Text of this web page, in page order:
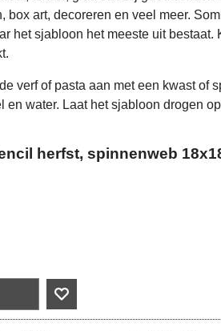
box art, decoreren en veel meer.
het sjabloon het meeste uit bestaat.
verf of pasta aan met een kwast of
water. Laat het sjabloon drogen op
herfst, spinnenweb